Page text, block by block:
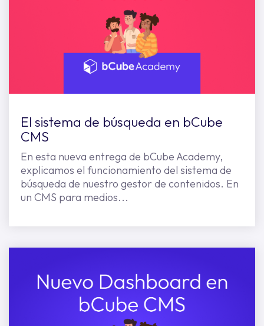
El sistema de búsqueda en bCube
CMS
En esta nueva entrega de bCube Academy,
explicamos el funcionamiento del sistema de
búsqueda de nuestro gestor de contenidos. En
un CMS para medios...